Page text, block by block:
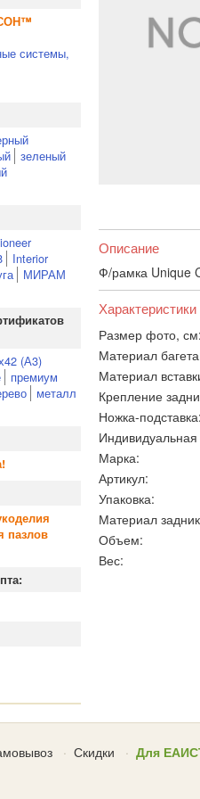
системы,
зеленый
Interior
МИРАМ
(А3)
премиум
металл
пазлов
Описание
Ф/рамка Unique
Характеристики
Размер фото, см:
Материал
Материал
Крепление
Ножка-подставка:
Индивидуальная
Марка:
Артикул:
Упаковка:
Материал
Объем:
Вес:
Скидки Для